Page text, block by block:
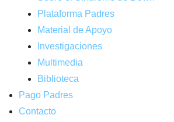
Plataforma Padres
Material de Apoyo
Investigaciones
Multimedia
Biblioteca
Pago Padres
Contacto